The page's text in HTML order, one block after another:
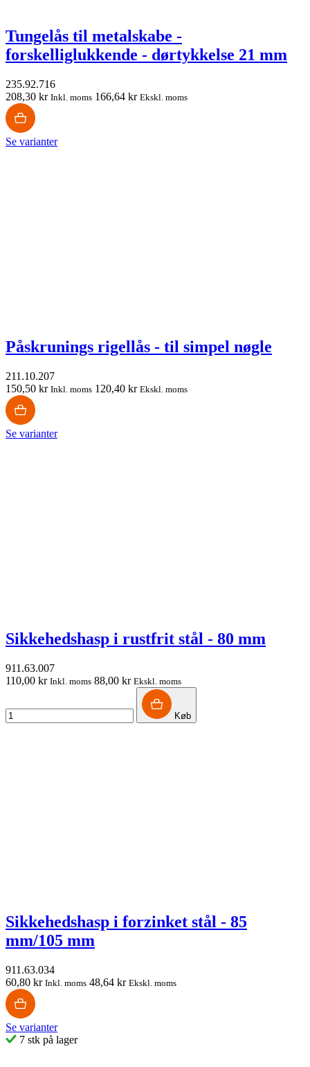
Tungelås til metalskabe -
forskelliglukkende - dørtykkelse 21 mm
235.92.716
208,30 kr Inkl. moms 166,64 kr Ekskl. moms
Se varianter
Påskrunings rigellås - til simpel nøgle
211.10.207
150,50 kr Inkl. moms 120,40 kr Ekskl. moms
Se varianter
Sikkehedshasp i rustfrit stål - 80 mm
911.63.007
110,00 kr Inkl. moms 88,00 kr Ekskl. moms
Køb
Sikkehedshasp i forzinket stål - 85
mm/105 mm
911.63.034
60,80 kr Inkl. moms 48,64 kr Ekskl. moms
Se varianter
7 stk på lager